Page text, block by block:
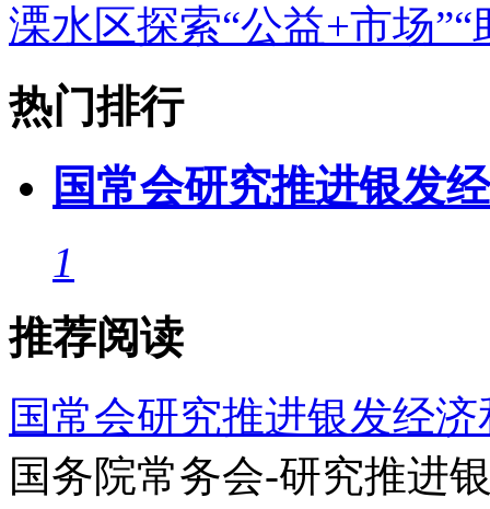
溧水区探索“公益+市场
热门排行
国常会研究推进银发
1
推荐阅读
国常会研究推进银发经
国务院常务会-研究推进